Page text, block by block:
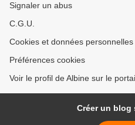
Signaler un abus
C.G.U.
Cookies et données personnelles
Préférences cookies
Voir le profil de Albine sur le
Créer un blog